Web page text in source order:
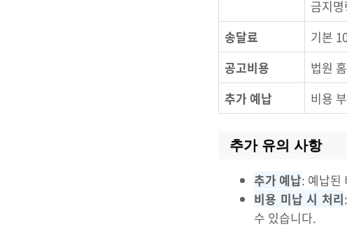
금지
송달료
기본
공고비용
법원
추가 예납
비용
추가 유의 사항
추가 예납: 예납된
비용 미납 시 처리
수 있습니다.